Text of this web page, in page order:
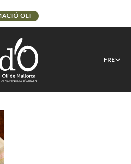
FRE
cocinando entre
@fr